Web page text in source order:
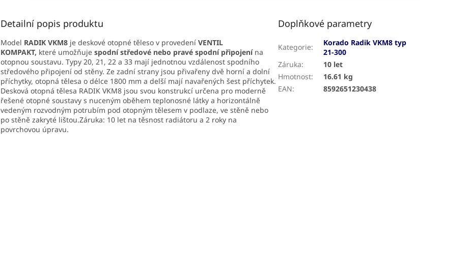
Detailní popis produktu
Model RADIK VKM8 je deskové otopné těleso v provedení VENTIL
KOMPAKT, které umožňuje spodní středové nebo pravé spodní připojenína
otopnou soustavu. Typy 20, 21, 22 a 33 mají jednotnou vzdálenost spodního
středového připojení od stěny. Ze zadní strany jsou přivařeny dvě horní a dolní
příchytky, otopná tělesa o délce 1800 mm a delší mají navařených šest příchytek.
Desková otopná tělesa RADIK VKM8 jsou svou konstrukcí určena pro moderně
řešené otopné soustavy s nuceným oběhem teplonosné látky a horizontálně
vedeným rozvodným potrubím pod otopným tělesem v podlaze, ve stěně nebo
po stěně zakryté lištou.Záruka: 10 let na těsnost radiátoru a 2 roky na
povrchovou úpravu.
Doplňkové parametry
Kategorie:
Korado Radik VKM8 typ
21-300
Záruka:
10 let
Hmotnost:
16.61 kg
EAN: 8592651230438